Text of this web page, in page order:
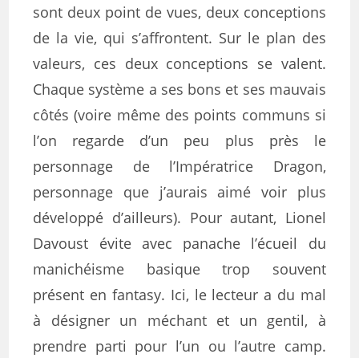
sont deux point de vues, deux conceptions
de la vie, qui s’affrontent. Sur le plan des
valeurs, ces deux conceptions se valent.
Chaque système a ses bons et ses mauvais
côtés (voire même des points communs si
l’on regarde d’un peu plus près le
personnage de l’Impératrice Dragon,
personnage que j’aurais aimé voir plus
développé d’ailleurs). Pour autant, Lionel
Davoust évite avec panache l’écueil du
manichéisme basique trop souvent
présent en fantasy. Ici, le lecteur a du mal
à désigner un méchant et un gentil, à
prendre parti pour l’un ou l’autre camp.